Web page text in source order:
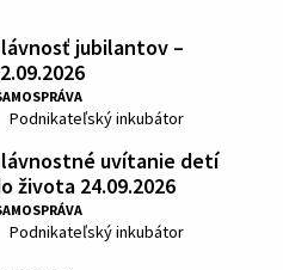
jubilantov –
Miesto:
Podnikateľský inkubátor
uvítanie detí
života 24.09.2026
Miesto:
Podnikateľský inkubátor